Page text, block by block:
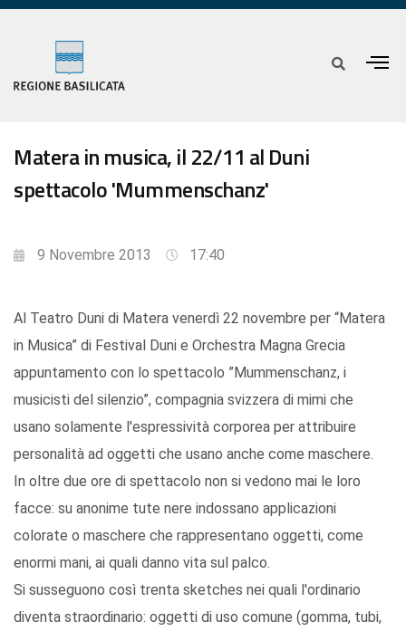
Matera in musica, il 22/11 al Duni
spettacolo 'Mummenschanz'
9 Novembre 2013 17:40
Al Teatro Duni di Matera venerdì 22 novembre per “Matera
in Musica” di Festival Duni e Orchestra Magna Grecia
appuntamento con lo spettacolo ”Mummenschanz, i
musicisti del silenzio”, compagnia svizzera di mimi che
usano solamente l'espressività corporea per attribuire
personalità ad oggetti che usano anche come maschere.
In oltre due ore di spettacolo non si vedono mai le loro
facce: su anonime tute nere indossano applicazioni
colorate o maschere che rappresentano oggetti, come
enormi mani, ai quali danno vita sul palco.
Si susseguono così trenta sketches nei quali l'ordinario
diventa straordinario: oggetti di uso comune (gomma, tubi,